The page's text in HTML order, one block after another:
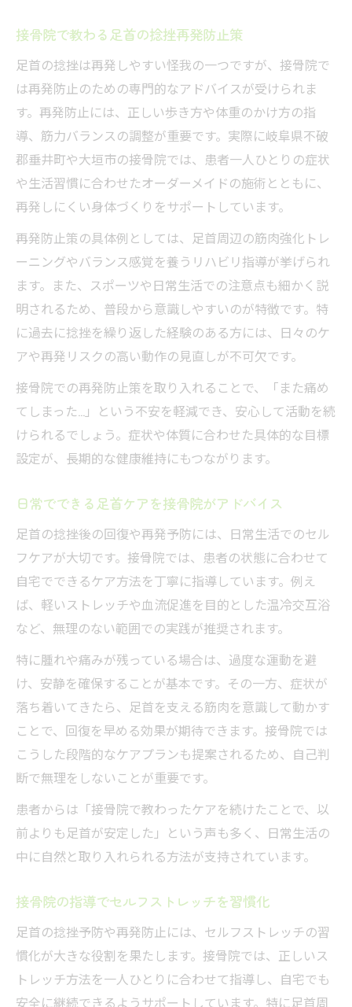
接骨院で教わる足首の捻挫再発防止策
足首の捻挫は再発しやすい怪我の一つですが、接骨院で
は再発防止のための専門的なアドバイスが受けられま
す。再発防止には、正しい歩き方や体重のかけ方の指
導、筋力バランスの調整が重要です。実際に岐阜県不破
郡垂井町や大垣市の接骨院では、患者一人ひとりの症状
や生活習慣に合わせたオーダーメイドの施術とともに、
再発しにくい身体づくりをサポートしています。
再発防止策の具体例としては、足首周辺の筋肉強化トレ
ーニングやバランス感覚を養うリハビリ指導が挙げられ
ます。また、スポーツや日常生活での注意点も細かく説
明されるため、普段から意識しやすいのが特徴です。特
に過去に捻挫を繰り返した経験のある方には、日々のケ
アや再発リスクの高い動作の見直しが不可欠です。
接骨院での再発防止策を取り入れることで、「また痛め
てしまった…」という不安を軽減でき、安心して活動を続
けられるでしょう。症状や体質に合わせた具体的な目標
設定が、長期的な健康維持にもつながります。
日常でできる足首ケアを接骨院がアドバイス
足首の捻挫後の回復や再発予防には、日常生活でのセル
フケアが大切です。接骨院では、患者の状態に合わせて
自宅でできるケア方法を丁寧に指導しています。例え
ば、軽いストレッチや血流促進を目的とした温冷交互浴
など、無理のない範囲での実践が推奨されます。
特に腫れや痛みが残っている場合は、過度な運動を避
け、安静を確保することが基本です。その一方、症状が
落ち着いてきたら、足首を支える筋肉を意識して動かす
ことで、回復を早める効果が期待できます。接骨院では
こうした段階的なケアプランも提案されるため、自己判
断で無理をしないことが重要です。
患者からは「接骨院で教わったケアを続けたことで、以
前よりも足首が安定した」という声も多く、日常生活の
中に自然と取り入れられる方法が支持されています。
接骨院の指導でセルフストレッチを習慣化
足首の捻挫予防や再発防止には、セルフストレッチの習
慣化が大きな役割を果たします。接骨院では、正しいス
トレッチ方法を一人ひとりに合わせて指導し、自宅でも
安全に継続できるようサポートしています。特に足首周